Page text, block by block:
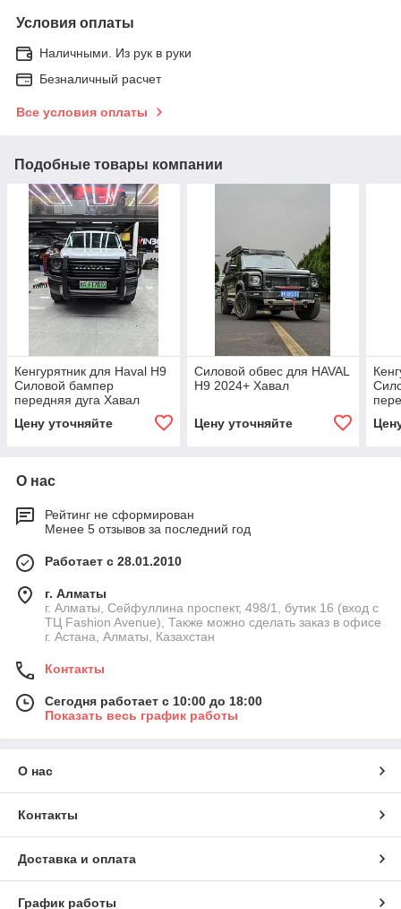
Условия оплаты
Наличными. Из рук в руки
Безналичный расчет
Все условия оплаты
Подобные товары компании
Кенгурятник для Haval H9
Силовой бампер
передняя дуга Хавал
Цену уточняйте
Силовой обвес для HAVAL
H9 2024+ Хавал
Цену уточняйте
О нас
Рейтинг не сформирован
Менее 5 отзывов за последний год
Работает с 28.01.2010
г. Алматы
г. Алматы, Сейфуллина проспект, 498/1, бутик 16 (вход с
ТЦ Fashion Avenue), Также можно сделать заказ в офисе
г. Астана, Алматы, Казахстан
Контакты
Сегодня работает с 10:00 до 18:00
Показать весь график работы
О нас
Контакты
Доставка и оплата
График работы